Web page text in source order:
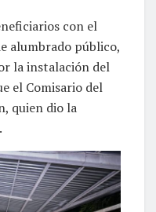
con el
alumbrado público,
la instalación del
el Comisario del
quien dio la